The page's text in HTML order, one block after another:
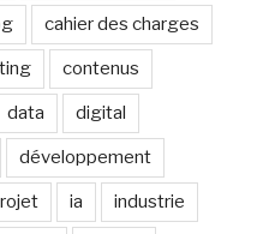
cahier des charges
contenus
data digital
développement
ia industrie